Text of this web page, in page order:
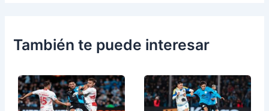
También te puede interesar